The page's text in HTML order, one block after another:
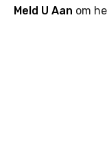
Meld U Aan om